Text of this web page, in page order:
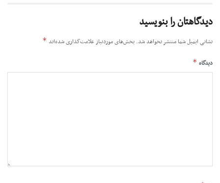
دیدگاهتان را بنویسید
نشانی ایمیل شما منتشر نخواهد شد. بخش‌های موردنیاز علامت‌گذاری شده‌اند *
دیدگاه *